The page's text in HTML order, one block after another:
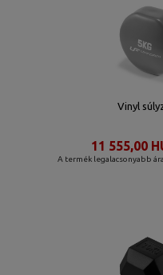
Vinyl
A termék legalacsonyabb
11 555,00